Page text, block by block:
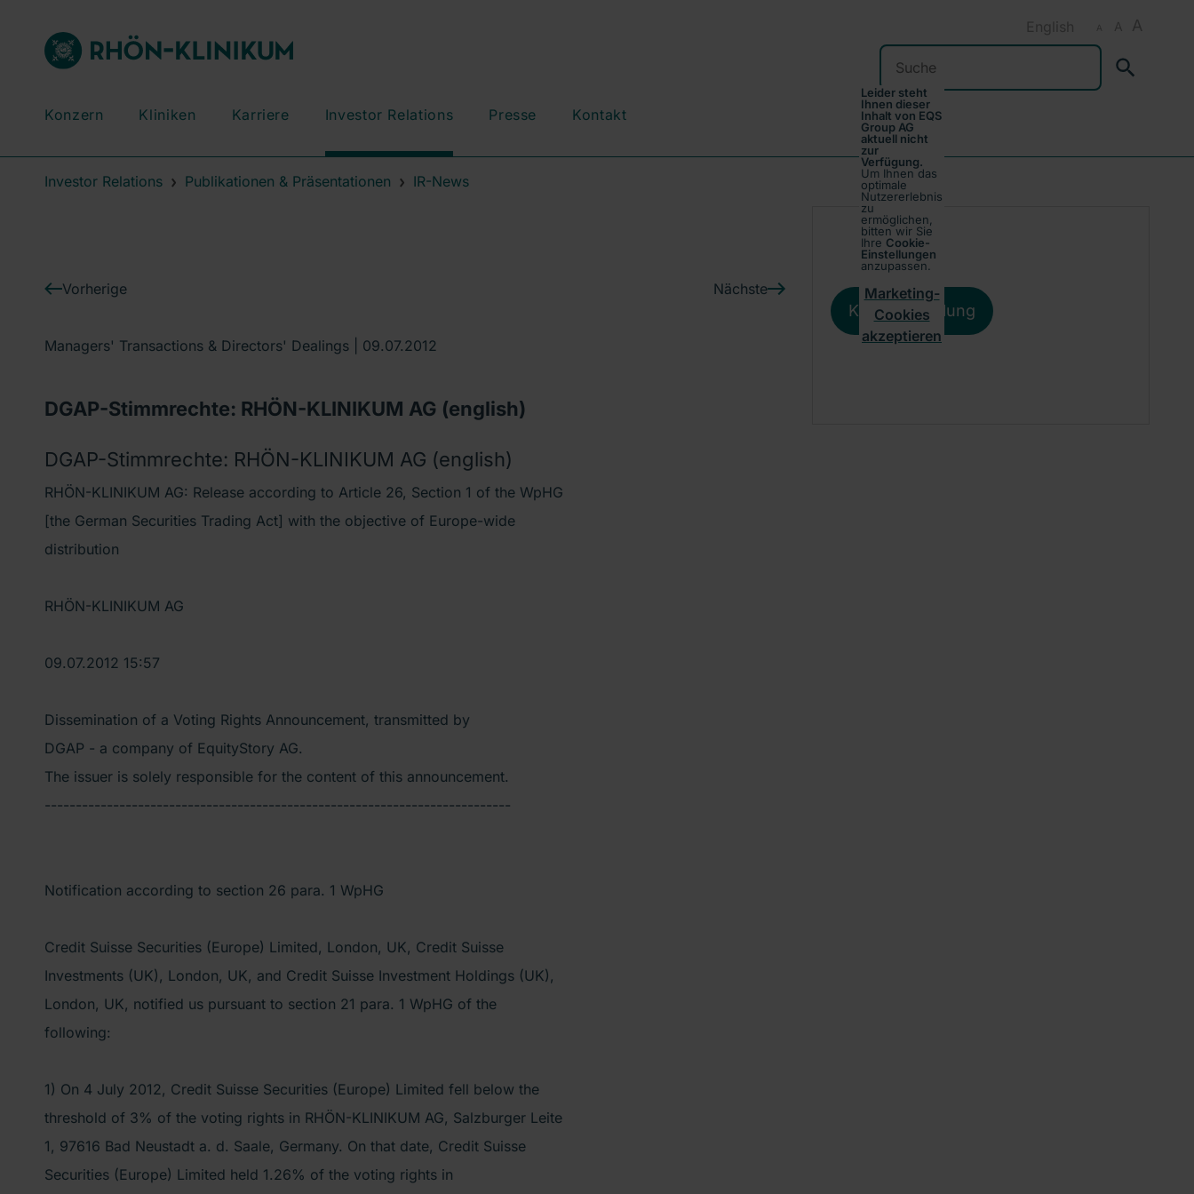
A A A
English
Suchen
Konzern Kliniken Karriere Investor Relations Presse Kontakt
Investor Relations Publikationen & Präsentationen IR-News
Vorherige Nächste
Managers' Transactions & Directors' Dealings | 09.07.2012
DGAP-Stimmrechte: RHÖN-KLINIKUM AG (english)
DGAP-Stimmrechte: RHÖN-KLINIKUM AG (english)
RHÖN-KLINIKUM AG: Release according to Article 26, Section 1 of the WpHG
[the German Securities Trading Act] with the objective of Europe-wide
distribution
RHÖN-KLINIKUM AG
09.07.2012 15:57
Dissemination of a Voting Rights Announcement, transmitted by
DGAP - a company of EquityStory AG.
The issuer is solely responsible for the content of this announcement.
---------------------------------------------------------------------------
Notification according to section 26 para. 1 WpHG
Credit Suisse Securities (Europe) Limited, London, UK, Credit Suisse
Investments (UK), London, UK, and Credit Suisse Investment Holdings (UK),
London, UK, notified us pursuant to section 21 para. 1 WpHG of the
following:
1) On 4 July 2012, Credit Suisse Securities (Europe) Limited fell below the
threshold of 3% of the voting rights in RHÖN-KLINIKUM AG, Salzburger Leite
1, 97616 Bad Neustadt a. d. Saale, Germany. On that date, Credit Suisse
Securities (Europe) Limited held 1.26% of the voting rights in
Leider steht
Ihnen dieser
Inhalt von EQS
Group AG
aktuell nicht
zur
Verfügung.
Um Ihnen das
optimale
Nutzererlebnis
zu
ermöglichen,
bitten wir Sie
Ihre Cookie-
Einstellungen
anzupassen.
Marketing-
Cookies
akzeptieren
Kursentwicklung